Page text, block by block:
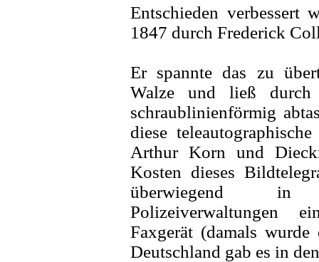
Entschieden verbessert
1847 durch Frederick
Er spannte das zu
Walze und ließ
schraublinienförmig
diese
Arthur Korn und
Kosten dieses
überwiegend in
Polizeiverwaltungen
Faxgerät (damals
Deutschland gab es in